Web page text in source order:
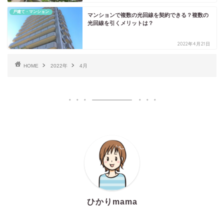
戸建て・マンション
マンションで複数の光回線を契約できる？複数の
光回線を引くメリットは？
2022年4月21日
HOME 2022年 4月
ひかりmama